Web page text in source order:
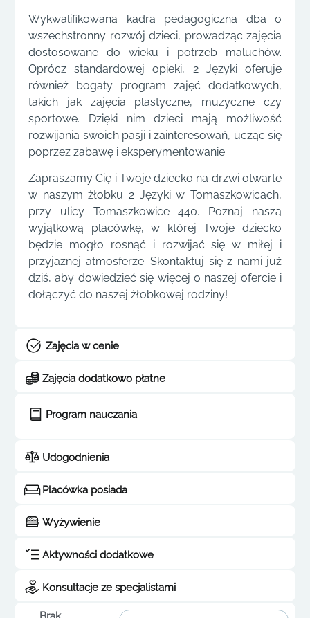
Wykwalifikowana kadra pedagogiczna dba o
wszechstronny rozwój dzieci, prowadząc zajęcia
dostosowane do wieku i potrzeb maluchów.
Oprócz standardowej opieki, 2 Języki oferuje
również bogaty program zajęć dodatkowych,
takich jak zajęcia plastyczne, muzyczne czy
sportowe. Dzięki nim dzieci mają możliwość
rozwijania swoich pasji i zainteresowań, ucząc się
poprzez zabawę i eksperymentowanie.
Zapraszamy Cię i Twoje dziecko na drzwi otwarte
w naszym żłobku 2 Języki w Tomaszkowicach,
przy ulicy Tomaszkowice 440. Poznaj naszą
wyjątkową placówkę, w której Twoje dziecko
będzie mogło rosnąć i rozwijać się w miłej i
przyjaznej atmosferze. Skontaktuj się z nami już
dziś, aby dowiedzieć się więcej o naszej ofercie i
dołączyć do naszej żłobkowej rodziny!
Zajęcia w cenie
Zajęcia dodatkowo płatne
Program nauczania
Udogodnienia
Placówka posiada
Wyżywienie
Aktywności dodatkowe
Konsultacje ze specjalistami